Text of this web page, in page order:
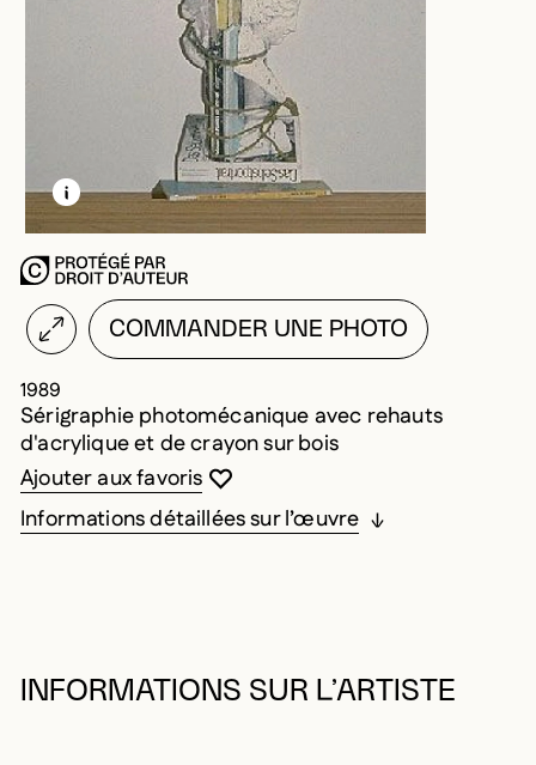
EN SAVOIR PLUS SUR CETTE IMAGE
OUVRIR LA MODALE
COMMANDER UNE PHOTO
1989
Sérigraphie photomécanique avec rehauts
d'acrylique et de crayon sur bois
Vous devez être connecté pour ajouter
Fermer la modale
Ouvrir la modale
Ajouter aux favoris
Informations détaillées sur l’œuvre
INFORMATIONS SUR L’ARTISTE